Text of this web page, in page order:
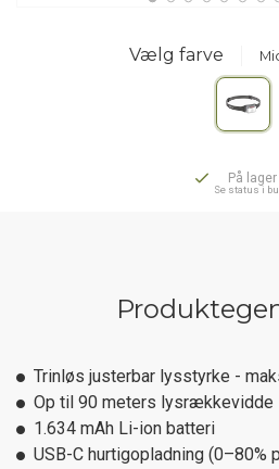
Vælg farve
På lager
Se status i
Trinløs justerbar lysstyrke -
Op til 90 meters lysrækkevidde
1.634 mAh Li-ion batteri
USB-C hurtigopladning (0–80%